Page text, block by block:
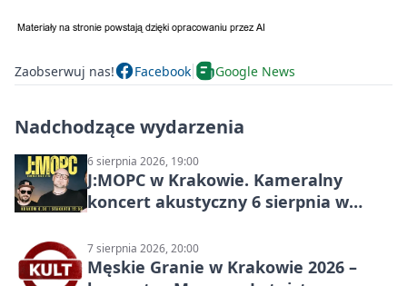
Zaobserwuj nas! Facebook Google News
Nadchodzące wydarzenia
6 sierpnia 2026, 19:00
J:МОРС w Krakowie. Kameralny
koncert akustyczny 6 sierpnia w
7 sierpnia 2026, 20:00
Męskie Granie w Krakowie 2026 –